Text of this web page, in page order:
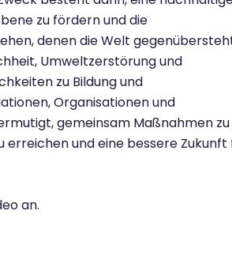
zu fördern und die
denen die Welt
Umweltzerstörung und
zu Bildung und
Organisationen und
gemeinsam Maßnahmen zu
erreichen und eine bessere Zukunft
an.